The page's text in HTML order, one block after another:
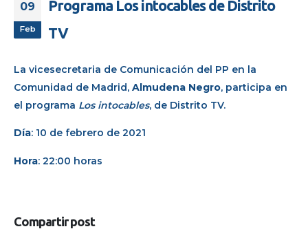
09
Feb
Programa Los intocables de Distrito
TV
La vicesecretaria de Comunicación del PP en la
Comunidad de Madrid, Almudena Negro, participa en
el programa Los intocables, de Distrito TV.
Día: 10 de febrero de 2021
Hora: 22:00 horas
Compartir post